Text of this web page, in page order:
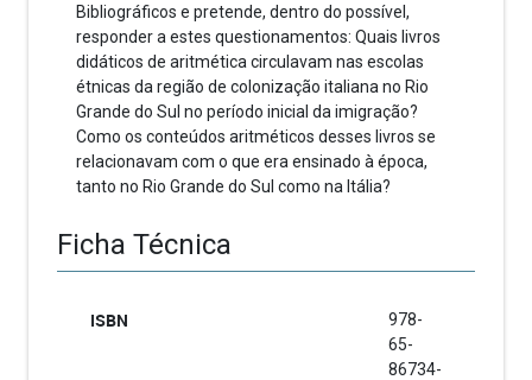
Bibliográficos e pretende, dentro do possível,
responder a estes questionamentos: Quais livros
didáticos de aritmética circulavam nas escolas
étnicas da região de colonização italiana no Rio
Grande do Sul no período inicial da imigração?
Como os conteúdos aritméticos desses livros se
relacionavam com o que era ensinado à época,
tanto no Rio Grande do Sul como na Itália?
Ficha Técnica
ISBN
978-
65-
86734-